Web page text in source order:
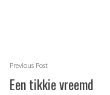
Berichtnavigatie
Previous PostPrevious
post:
Een tikkie vreemd